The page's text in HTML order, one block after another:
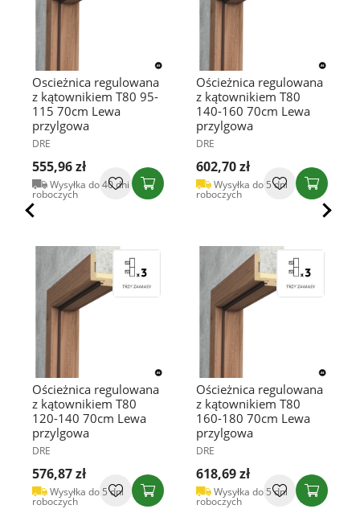
Oscieżnica regulowana
z kątownikiem T80 95-
115 70cm Lewa
przylgowa
DRE
555,96 zł
Wysyłka do 40 dni
roboczych
Ościeżnica regulowana
z kątownikiem T80
120-140 70cm Lewa
przylgowa
DRE
576,87 zł
Wysyłka do 5 dni
roboczych
Ościeżnica regulowana
z kątownikiem T80
140-160 70cm Lewa
przylgowa
DRE
602,70 zł
Wysyłka do 5 dni
roboczych
Ościeżnica regulowana
z kątownikiem T80
160-180 70cm Lewa
przylgowa
DRE
618,69 zł
Wysyłka do 5 dni
roboczych